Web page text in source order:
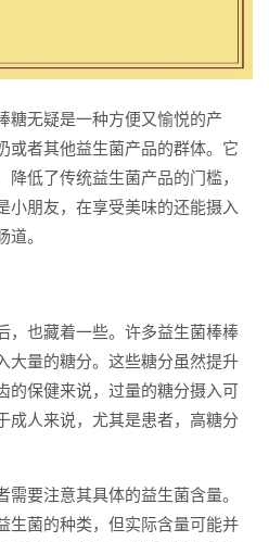
糖无疑是一种方便又愉悦的产
或者其他益生菌产品的群体。它
低了传统益生菌产品的门槛，
小朋友，在享受美味的还能摄入
。
，也藏着一些。许多益生菌棒棒
大量的糖分。这些糖分虽然提升
的保健来说，过量的糖分摄入可
成人来说，尤其是患者，高糖分
要注意其具体的益生菌含量。
生菌的种类，但实际含量可能并